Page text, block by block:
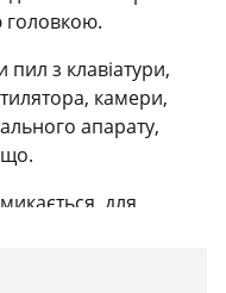
з клавіатури,
камери,
апарату,
для
поверхонь.